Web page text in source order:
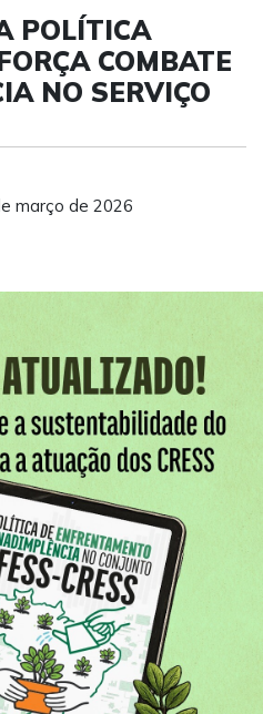
POLÍTICA
COMBATE
NO SERVIÇO
março de 2026